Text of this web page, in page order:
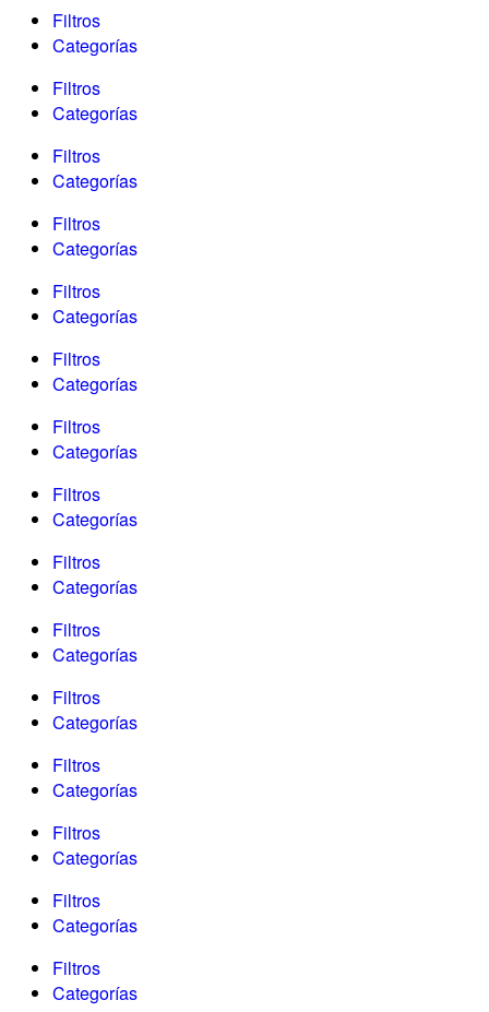
Filtros
Categorías
Filtros
Categorías
Filtros
Categorías
Filtros
Categorías
Filtros
Categorías
Filtros
Categorías
Filtros
Categorías
Filtros
Categorías
Filtros
Categorías
Filtros
Categorías
Filtros
Categorías
Filtros
Categorías
Filtros
Categorías
Filtros
Categorías
Filtros
Categorías